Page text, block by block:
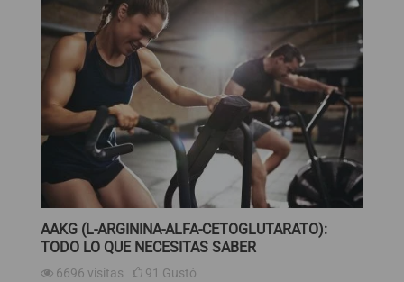
AAKG (L-ARGININA-ALFA-CETOGLUTARATO):
TODO LO QUE NECESITAS SABER
6696 visitas 91 Gustó